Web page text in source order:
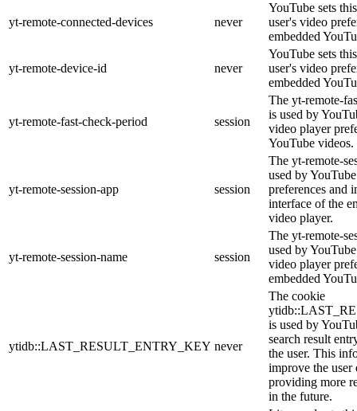
yt-remote-connected-devices never
YouTube sets
user's video
embedded
yt-remote-device-id never
YouTube sets
user's video
embedded
yt-remote-fast-check-period session
The yt-remote-
is used by
video player
YouTube videos.
yt-remote-session-app session
The yt-remote-
used by
preferences and
interface of the
video player.
yt-remote-session-name session
The yt-remote-
used by
video player
embedded
ytidb::LAST_RESULT_ENTRY_KEY never
The cookie
is used by
search result
the user. This
improve the user
providing more
in the future.